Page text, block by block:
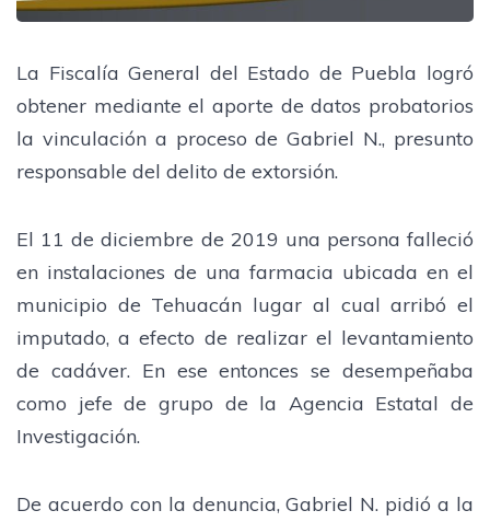
La Fiscalía General del Estado de Puebla logró
obtener mediante el aporte de datos probatorios
la vinculación a proceso de Gabriel N., presunto
responsable del delito de extorsión.
El 11 de diciembre de 2019 una persona falleció
en instalaciones de una farmacia ubicada en el
municipio de Tehuacán lugar al cual arribó el
imputado, a efecto de realizar el levantamiento
de cadáver. En ese entonces se desempeñaba
como jefe de grupo de la Agencia Estatal de
Investigación.
De acuerdo con la denuncia, Gabriel N. pidió a la